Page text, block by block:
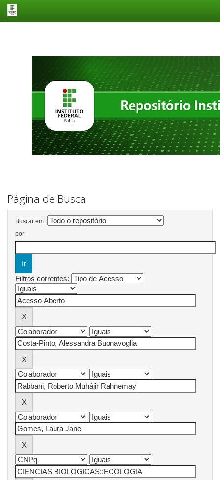
Página de Busca
Buscar em:
por
Filtros correntes: